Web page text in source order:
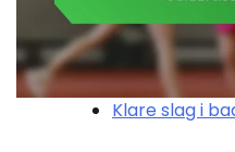
Klare slag i